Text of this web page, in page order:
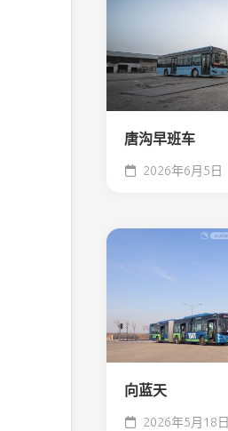
唐沟早班车
2026年6月5日
向蓝天
2026年5月18日